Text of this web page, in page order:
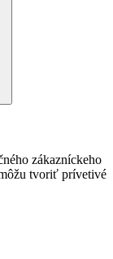
zákazníckeho
tvoriť prívetivé